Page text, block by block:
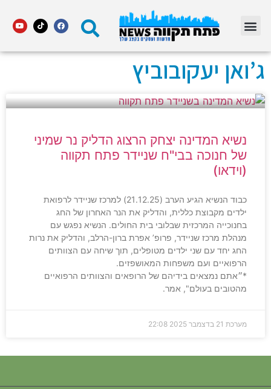
ג’ואן יעקובוביץ
נשיא המדינה יצחק הרצוג הדליק נר שמיני
של חנוכה בבי"ח שניידר פתח תקווה
(וידאו)
כבוד הנשיא הגיע הערב (21.12.25) למרכז שניידר לרפואת
ילדים מקבוצת כללית, והדליק את הנר האחרון של החג
בחנוכייה המרכזית שבלובי בית החולים. הנשיא נפגש עם
מנהלת מרכז שניידר, פרופ’ אפרת ברון-הרלב, והדליק את נרות
החג יחד עם שני ילדים מטופלים, תוך שיחה עם הצוותים
הרפואיים ועם משפחות המאושפזים.
*״אתם נמצאים בידיהם של הרופאים והצוותים הרפואיים
מהטובים בעולם", אמר.
מערכת 21 בדצמבר 2025 22:08